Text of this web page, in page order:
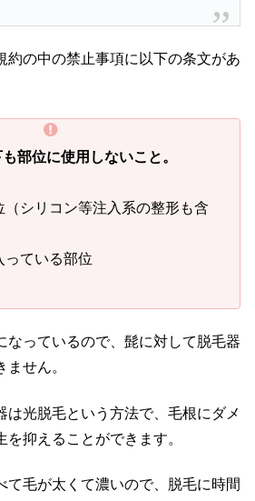
約の中の禁止事項に以下の条文があ
部位に使用しないこと。
（シリコン等注入系の整形も含
っている部位
なっているので、髭に対して脱毛器
せん。
は光脱毛という方法で、毛根にダメ
抑えることができます。
て毛が太くて濃いので、脱毛に時間